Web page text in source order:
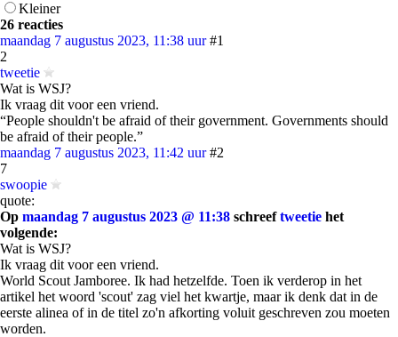
Kleiner
26 reacties
maandag 7 augustus 2023, 11:38 uur #1
2
tweetie
Wat is WSJ?
Ik vraag dit voor een vriend.
“People shouldn't be afraid of their government. Governments should
be afraid of their people.”
maandag 7 augustus 2023, 11:42 uur #2
7
swoopie
quote:
Op maandag 7 augustus 2023 @ 11:38 schreeftweetie het
volgende:
Wat is WSJ?
Ik vraag dit voor een vriend.
World Scout Jamboree. Ik had hetzelfde. Toen ik verderop in het
artikel het woord 'scout' zag viel het kwartje, maar ik denk dat in de
eerste alinea of in de titel zo'n afkorting voluit geschreven zou moeten
worden.